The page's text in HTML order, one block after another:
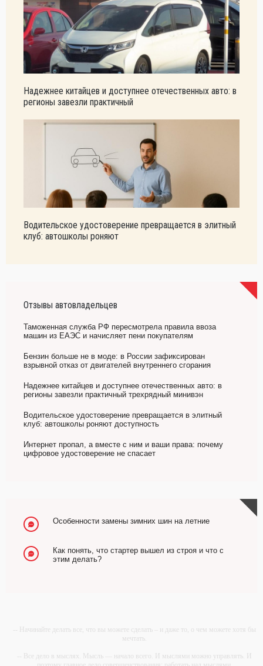
Надежнее китайцев и доступнее отечественных авто: в
регионы завезли практичный
Водительское удостоверение превращается в элитный
клуб: автошколы роняют
Отзывы автовладельцев
Таможенная служба РФ пересмотрела правила ввоза
машин из ЕАЭС и начисляет пени покупателям
Бензин больше не в моде: в России зафиксирован
взрывной отказ от двигателей внутреннего сгорания
Надежнее китайцев и доступнее отечественных авто: в
регионы завезли практичный трехрядный минивэн
Водительское удостоверение превращается в элитный
клуб: автошколы роняют доступность
Интернет пропал, а вместе с ним и ваши права: почему
цифровое удостоверение не спасает
Особенности замены зимних шин на летние
Как понять, что стартер вышел из строя и что с
этим делать?
-- Начинайте делать все, что вы можете сделать – и даже то, о чем можете хотя бы
мечтать.
-- Все дело в мыслях. Мысль — начало всего. И мыслями можно управлять. И